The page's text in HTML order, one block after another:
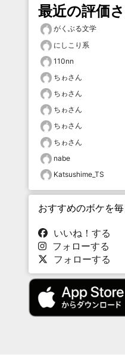
最近の評価
がくぶる文学
にしこり系
110nn
ちゎさん
ちゎさん
ちゎさん
ちゎさん
ちゎさん
nabe
Katsushime_TS
おすすめのボケを
いいね！する
フォローする
フォローする